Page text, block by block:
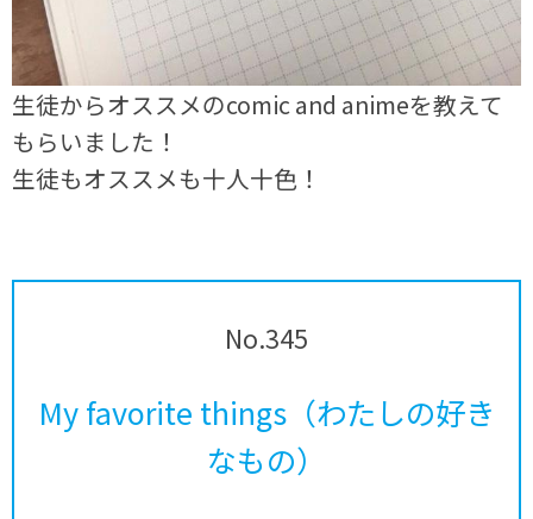
生徒からオススメのcomic and animeを教えて
もらいました！
生徒もオススメも十人十色！
No.345
My favorite things（わたしの好き
なもの）